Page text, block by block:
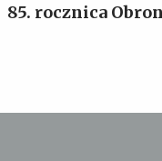
85. rocznica